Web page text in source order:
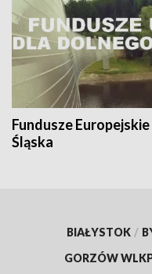
Fundusze
Śląska
BIAŁYSTOK /
GORZÓW